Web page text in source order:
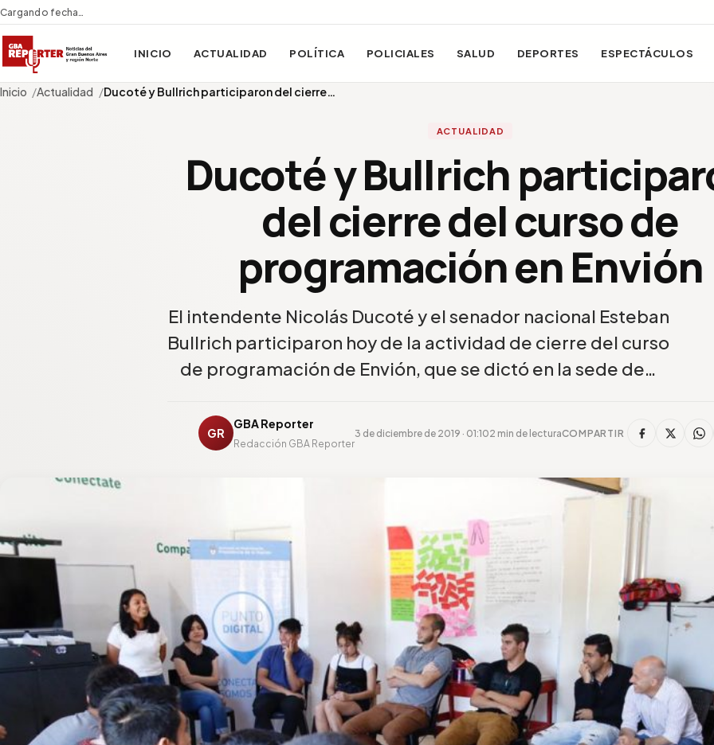
Cargando fecha…
INICIO ACTUALIDAD POLÍTICA POLICIALES SALUD DEPORTES ESPECTÁCULOS
Inicio Actualidad Ducoté y Bullrich participaron del cierre…
ACTUALIDAD
Ducoté y Bullrich
del cierre del curso de
programación en Envión
El intendente Nicolás Ducoté y el senador nacional Esteban
Bullrich participaron hoy de la actividad de cierre del curso
de programación de Envión, que se dictó en la sede de…
GR
GBA Reporter
Redacción GBA Reporter
3 de diciembre de 2019 · 01:102 min de lecturaCOMPARTIR